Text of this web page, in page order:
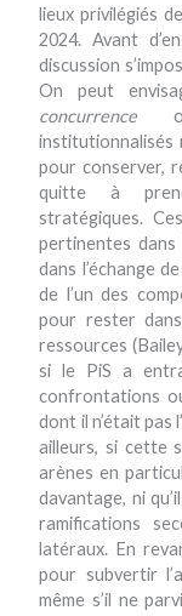
lieux privilégiés
2024. Avant
discussion
On peut
concurrenceou
institutionnalisés
pour conserver,
quitte à
stratégiques.
pertinentes dans
dans l’échange
de l’un des
pour rester
ressources
si le PiS a
confrontations
dont il n’était pas
ailleurs, si cette
arènes en
davantage, ni
ramifications
latéraux. En
pour subvertir
même s’il ne